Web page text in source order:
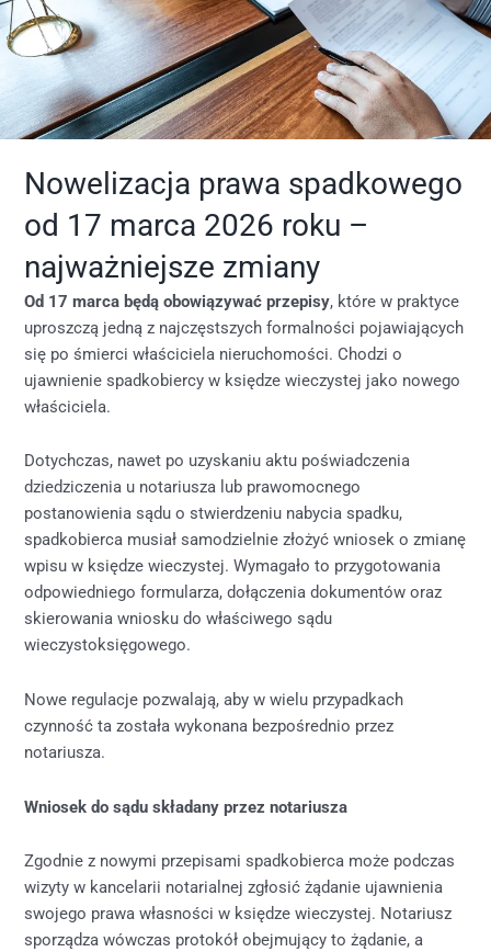
Nowelizacja prawa spadkowego
od 17 marca 2026 roku –
najważniejsze zmiany
Od 17 marca będą obowiązywać przepisy, które w praktyce
uproszczą jedną z najczęstszych formalności pojawiających
się po śmierci właściciela nieruchomości. Chodzi o
ujawnienie spadkobiercy w księdze wieczystej jako nowego
właściciela.
Dotychczas, nawet po uzyskaniu aktu poświadczenia
dziedziczenia u notariusza lub prawomocnego
postanowienia sądu o stwierdzeniu nabycia spadku,
spadkobierca musiał samodzielnie złożyć wniosek o zmianę
wpisu w księdze wieczystej. Wymagało to przygotowania
odpowiedniego formularza, dołączenia dokumentów oraz
skierowania wniosku do właściwego sądu
wieczystoksięgowego.
Nowe regulacje pozwalają, aby w wielu przypadkach
czynność ta została wykonana bezpośrednio przez
notariusza.
Wniosek do sądu składany przez notariusza
Zgodnie z nowymi przepisami spadkobierca może podczas
wizyty w kancelarii notarialnej zgłosić żądanie ujawnienia
swojego prawa własności w księdze wieczystej. Notariusz
sporządza wówczas protokół obejmujący to żądanie, a